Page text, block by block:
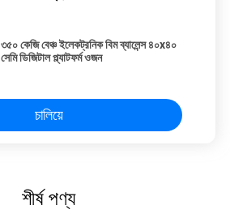
৩৫০ কেজি বেঞ্চ ইলেকট্রনিক বিম ব্যালেন্স ৪০x৪০
সেমি ডিজিটাল প্ল্যাটফর্ম ওজন
চালিয়ে
শীর্ষ পণ্য